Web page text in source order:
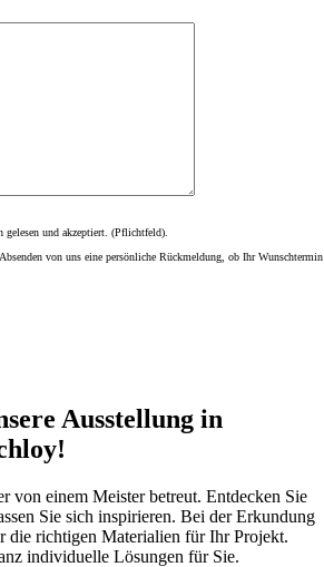
gelesen und akzeptiert. (Pflichtfeld).
von uns eine persönliche Rückmeldung, ob Ihr Wunschtermin
Ausstellung in
von einem Meister betreut. Entdecken Sie
Sie sich inspirieren. Bei der Erkundung
die richtigen Materialien für Ihr Projekt.
individuelle Lösungen für Sie.